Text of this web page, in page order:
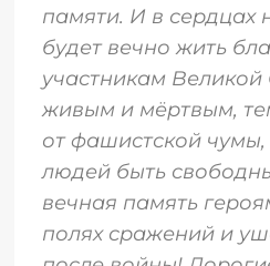
памяти. И в сердцах
будет вечно жить
участникам Великой
живым и мёртвым,
от фашистской чумы,
людей быть
вечная память
полях сражений и